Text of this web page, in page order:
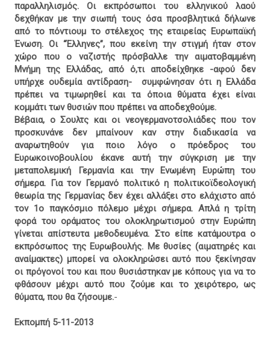
παραλληλισμός. Οι εκπρόσωποι του ελληνικού λαού
δεχθήκαν με την σιωπή τους όσα προσβλητικά δήλωνε
από το πόντιουμ το στέλεχος της εταιρείας Ευρωπαϊκή
Ένωση. Οι “Έλληνες”, που εκείνη την στιγμή ήταν στον
χώρο που ο ναζιστής πρόσβαλλε την αιματοβαμμένη
Μνήμη της Ελλάδας, από ό,τι αποδείχθηκε -αφού δεν
υπήρχε ουδεμία αντίδραση- συμφώνησαν ότι η Ελλάδα
πρέπει να τιμωρηθεί και τα όποια θύματα έχει είναι
κομμάτι των θυσιών που πρέπει να αποδεχθούμε.
Βέβαια, ο Σουλτς και οι νεογερμανοτσολιάδες που τον
προσκυνάνε δεν μπαίνουν καν στην διαδικασία να
αναρωτηθούν για ποιο λόγο ο πρόεδρος του
Ευρωκοινοβουλίου έκανε αυτή την σύγκριση με την
μεταπολεμική Γερμανία και την Ενωμένη Ευρώπη του
σήμερα. Για τον Γερμανό πολιτικό η πολιτικοϊδεολογική
θεωρία της Γερμανίας δεν έχει αλλάξει στο ελάχιστο από
τον 1ο παγκόσμιο πόλεμο μέχρι σήμερα. Απλά η τρίτη
φορά του οράματος του ολοκληρωτισμού στην Ευρώπη
γίνεται απίστευτα μεθοδευμένα. Στο είπε κατάμουτρα ο
εκπρόσωπος της Ευρωβουλής. Με θυσίες (αιματηρές και
αναίμακτες) μπορεί να ολοκληρώσει αυτό που ξεκίνησαν
οι πρόγονοί του και που θυσιάστηκαν με κόπους για να το
φθάσουν μέχρι αυτό που ζούμε και το χειρότερο, ως
θύματα, που θα ζήσουμε.-
Εκπομπή 5-11-2013